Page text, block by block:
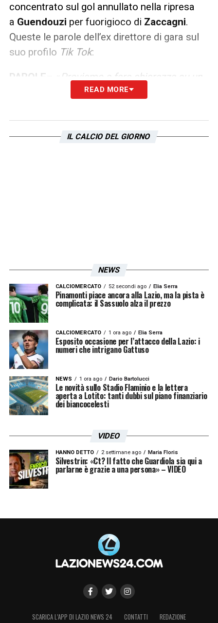
concentrato sul gol annullato nella ripresa
a Guendouzi per fuorigioco di Zaccagni.
Queste le parole dell’ex direttore di gara sul
suo profilo Tik Tok:
PAROLE
Proviamo a fare chiarezza su un
episodio difficile, davvero al limite. Il
che sia giocata o deviazione quella di Di
Lorenzo sul passaggio di Luis Alberto per
ipotetico raduno di Coverciano, gli arbitri a
questa domanda avrebbero risposto per
l’esperienza per metà “si” e per metà “no”.
Per questo io al posto di Di Paolo, che
rimane uno dei migliori al VAR in Italia, avrei
fatto silent check e non sarei intervenuto. Se
invece ci fosse stato un body check tra i due
giocatori, se si fossero toccati, allora
l’impatto sarebbe stato molto più chiaro».
READ MORE
IL CALCIO DEL GIORNO
NEWS
CALCIOMERCATO 52 secondi ago Elia Serra
Pinamonti piace ancora alla Lazio, ma la pista è
complicata: il Sassuolo alza il prezzo
CALCIOMERCATO 1 ora ago Elia Serra
Esposito occasione per l’attacco della Lazio: i
numeri che intrigano Gattuso
NEWS 1 ora ago Dario Bartolucci
Le novità sullo Stadio Flaminio e la lettera
aperta a Lotito: tanti dubbi sul piano finanziario
dei biancocelesti
VIDEO
HANNO DETTO 2 settimane ago Maria Floris
Silvestrin: «Ct? Il fatto che Guardiola sia qui a
parlarne è grazie a una persona» – VIDEO
SCARICA L’APP DI LAZIO NEWS 24 CONTATTI REDAZIONE